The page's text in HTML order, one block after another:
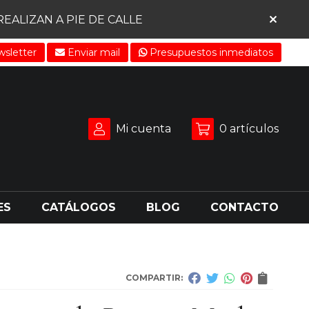
A PIE DE CALLE
Enviar mail Presupuestos inmediatos
Mi cuenta 0 artículos
CATÁLOGOS BLOG CONTACTO
COMPARTIR: